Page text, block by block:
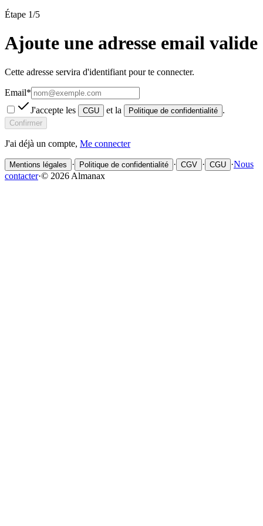
Étape 1/5
Ajoute une adresse email valide
Cette adresse servira d'identifiant pour te connecter.
Email*
J'accepte les
CGU et la Politique de confidentialité .
Confirmer
J'ai déjà un compte, Me connecter
Mentions légales · Politique de confidentialité · CGV · CGU ·Nous
contacter·© 2026 Almanax